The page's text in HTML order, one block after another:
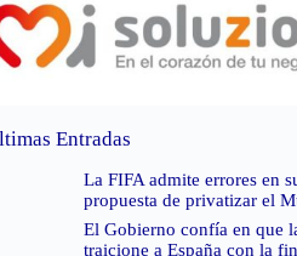
Entradas
La FIFA admite errores en
propuesta de privatizar el
El Gobierno confía en que
traicione a España con la